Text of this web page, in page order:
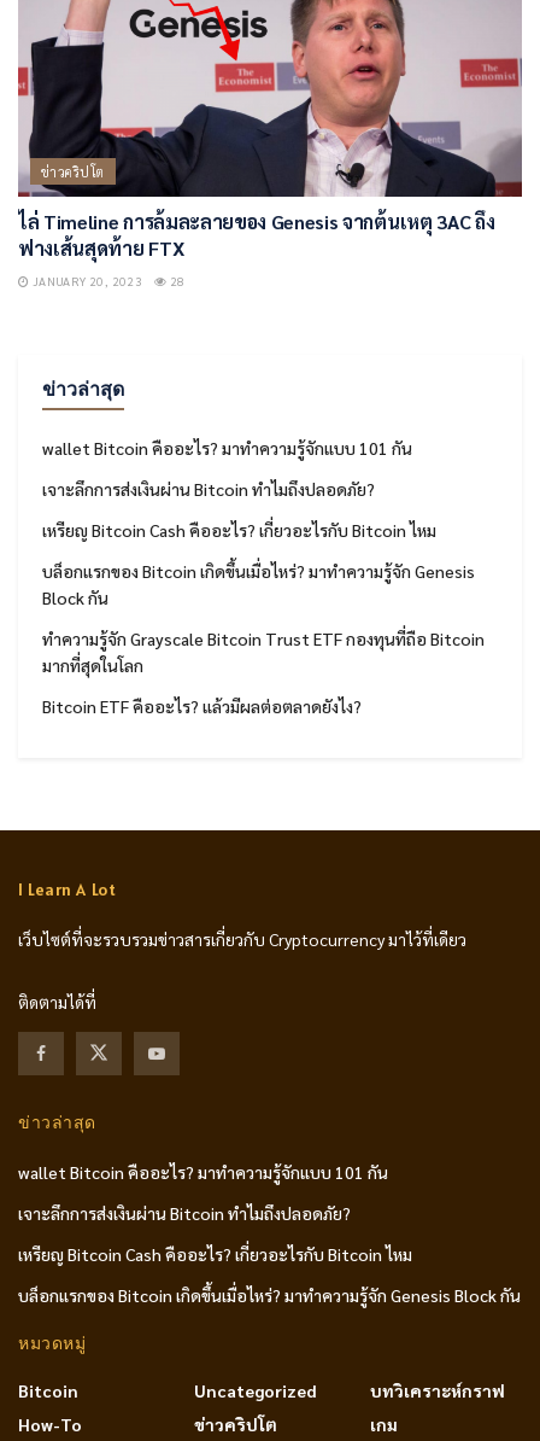
ข่าวคริปโต
ไล่ Timeline การล้มละลายของ Genesis จากต้นเหตุ 3AC ถึง
ฟางเส้นสุดท้าย FTX
JANUARY 20, 2023 28
ข่าวล่าสุด
wallet Bitcoin คืออะไร? มาทำความรู้จักแบบ 101 กัน
เจาะลึกการส่งเงินผ่าน Bitcoin ทำไมถึงปลอดภัย?
เหรียญ Bitcoin Cash คืออะไร? เกี่ยวอะไรกับ Bitcoin ไหม
บล็อกแรกของ Bitcoin เกิดขึ้นเมื่อไหร่? มาทำความรู้จัก Genesis
Block กัน
ทำความรู้จัก Grayscale Bitcoin Trust ETF กองทุนที่ถือ Bitcoin
มากที่สุดในโลก
Bitcoin ETF คืออะไร? แล้วมีผลต่อตลาดยังไง?
I Learn A Lot
เว็บไซต์ที่จะรวบรวมข่าวสารเกี่ยวกับ Cryptocurrency มาไว้ที่เดียว
ติดตามได้ที่
ข่าวล่าสุด
wallet Bitcoin คืออะไร? มาทำความรู้จักแบบ 101 กัน
เจาะลึกการส่งเงินผ่าน Bitcoin ทำไมถึงปลอดภัย?
เหรียญ Bitcoin Cash คืออะไร? เกี่ยวอะไรกับ Bitcoin ไหม
บล็อกแรกของ Bitcoin เกิดขึ้นเมื่อไหร่? มาทำความรู้จัก Genesis Block กัน
หมวดหมู่
Bitcoin
How-To
Uncategorized
ข่าวคริปโต
บทวิเคราะห์กราฟ
เกม